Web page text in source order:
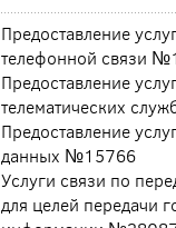
Предоставление
телефонной связи
Предоставление
телематических
Предоставление
данных №15766
Услуги связи по
для целей передачи